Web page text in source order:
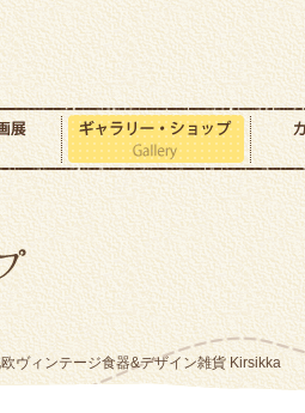
ヴィンテージ食器&デザイン雑貨 Kirsikka